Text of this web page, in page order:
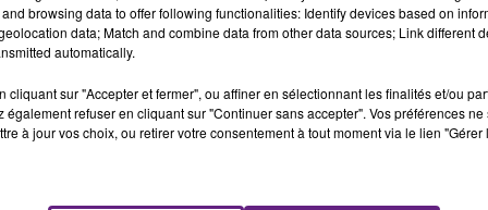
la nuit prochaine et demain autours de Dijon. Ces
chutes de pluie pendant la nuit puis d’une
Météo France nous annonce un temps plus calme à partir
très doux ce lundi, le mercure devrait baisser à
de saison en fin de semaine. De 15 degrés ce lundi
sur l’agglomération dijonnaise.
browsing data to offer following functionalities: Identify devices based on
data; Match and combine data from other data sources; Link different
automatically.
cliquant sur "Accepter et fermer", ou affiner en sélectionnant les finalités et/ou
également refuser en cliquant sur "Continuer sans accepter". Vos préférences
à jour vos choix, ou retirer votre consentement à tout moment via le lien